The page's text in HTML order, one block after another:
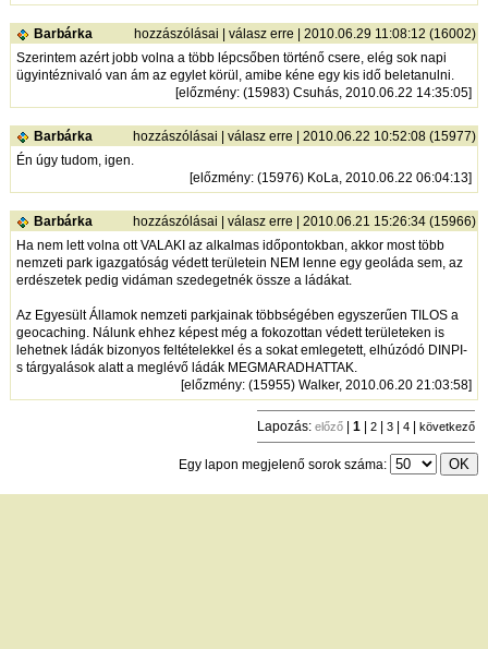
Barbárka hozzászólásai |válasz erre | 2010.06.29 11:08:12 (16002)
Szerintem azért jobb volna a több lépcsőben történő csere, elég sok napi
ügyintéznivaló van ám az egylet körül, amibe kéne egy kis idő beletanulni.
[előzmény: (15983) Csuhás, 2010.06.22 14:35:05]
Barbárka hozzászólásai |válasz erre | 2010.06.22 10:52:08 (15977)
Én úgy tudom, igen.
[előzmény: (15976) KoLa, 2010.06.22 06:04:13]
Barbárka hozzászólásai |válasz erre | 2010.06.21 15:26:34 (15966)
Ha nem lett volna ott VALAKI az alkalmas időpontokban, akkor most több
nemzeti park igazgatóság védett területein NEM lenne egy geoláda sem, az
erdészetek pedig vidáman szedegetnék össze a ládákat.
Az Egyesült Államok nemzeti parkjainak többségében egyszerűen TILOS a
geocaching. Nálunk ehhez képest még a fokozottan védett területeken is
lehetnek ládák bizonyos feltételekkel és a sokat emlegetett, elhúzódó DINPI-
s tárgyalások alatt a meglévő ládák MEGMARADHATTAK.
[előzmény: (15955) Walker, 2010.06.20 21:03:58]
Lapozás:előző |1 2 3 4 |következő
Egy lapon megjelenő sorok száma: